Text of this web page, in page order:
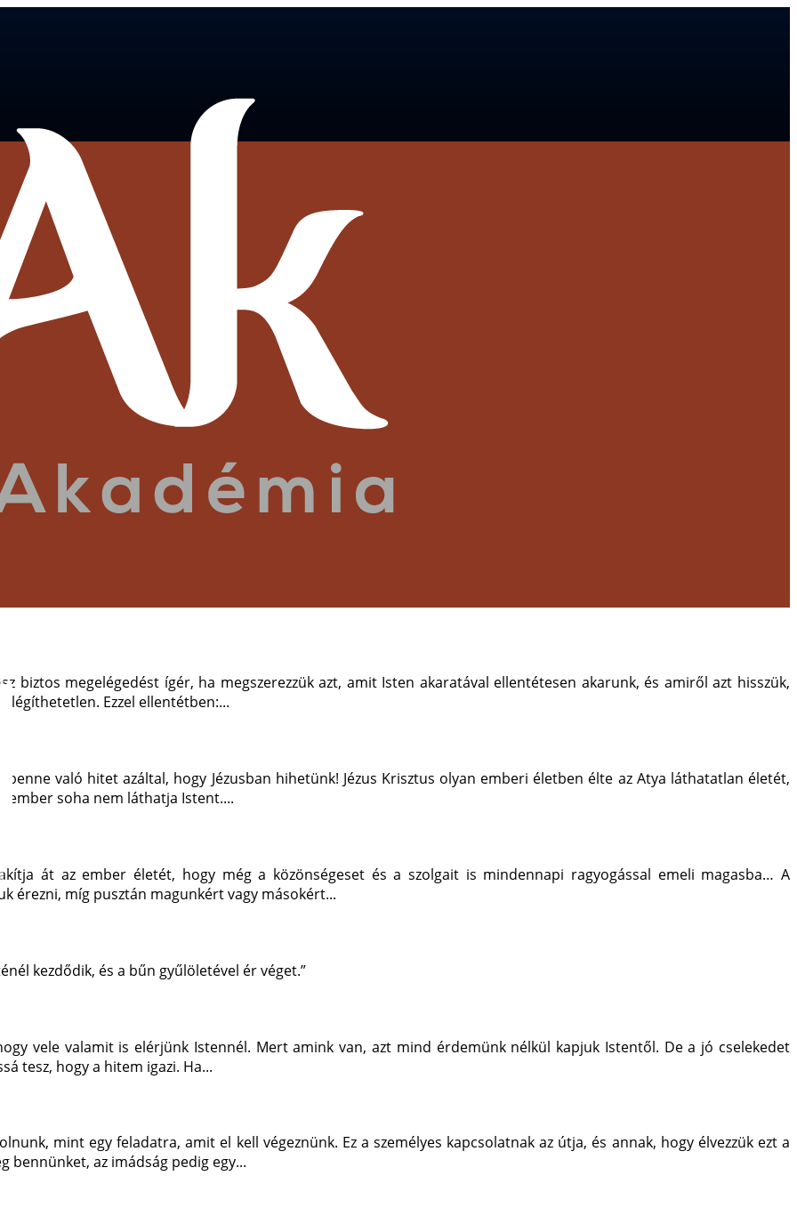
biztos megelégedést ígér, ha megszerezzük azt, amit Isten akaratával ellentétesen akarunk, és amiről azt hisszük,
Ezzel ellentétben:...
való hitet azáltal, hogy Jézusban hihetünk! Jézus Krisztus olyan emberi életben élte az Atya láthatatlan életét,
ember soha nem láthatja Istent....
át az ember életét, hogy még a közönségeset és a szolgait is mindennapi ragyogással emeli magasba… A
érezni, míg pusztán magunkért vagy másokért...
kezdődik, és a bűn gyűlöletével ér véget.”
vele valamit is elérjünk Istennél. Mert amink van, azt mind érdemünk nélkül kapjuk Istentől. De a jó cselekedet
tesz, hogy a hitem igazi. Ha...
mint egy feladatra, amit el kell végeznünk. Ez a személyes kapcsolatnak az útja, és annak, hogy élvezzük ezt a
bennünket, az imádság pedig egy...